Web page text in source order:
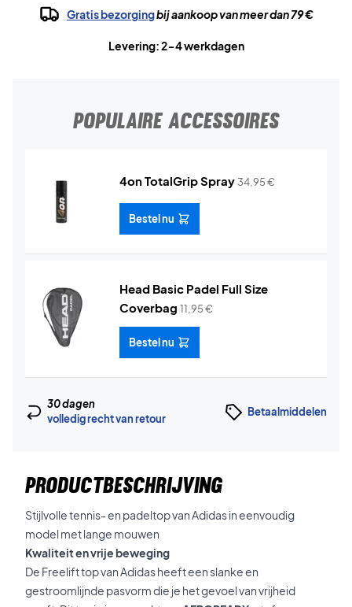
Gratis bezorgingbij aankoop van meer dan 79 €
Levering: 2-4 werkdagen
POPULAIRE ACCESSOIRES
4on TotalGrip Spray 34,95€
Bestel nu
Head Basic Padel Full Size
Coverbag 11,95€
Bestel nu
30 dagen
volledig recht van retour
Betaalmiddelen
PRODUCTBESCHRIJVING
Stijlvolle tennis- en padeltop van Adidas in eenvoudig
model met lange mouwen
Kwaliteit en vrije beweging
De Freelift top van Adidas heeft een slanke en
gestroomlijnde pasvorm die je het gevoel van vrijheid